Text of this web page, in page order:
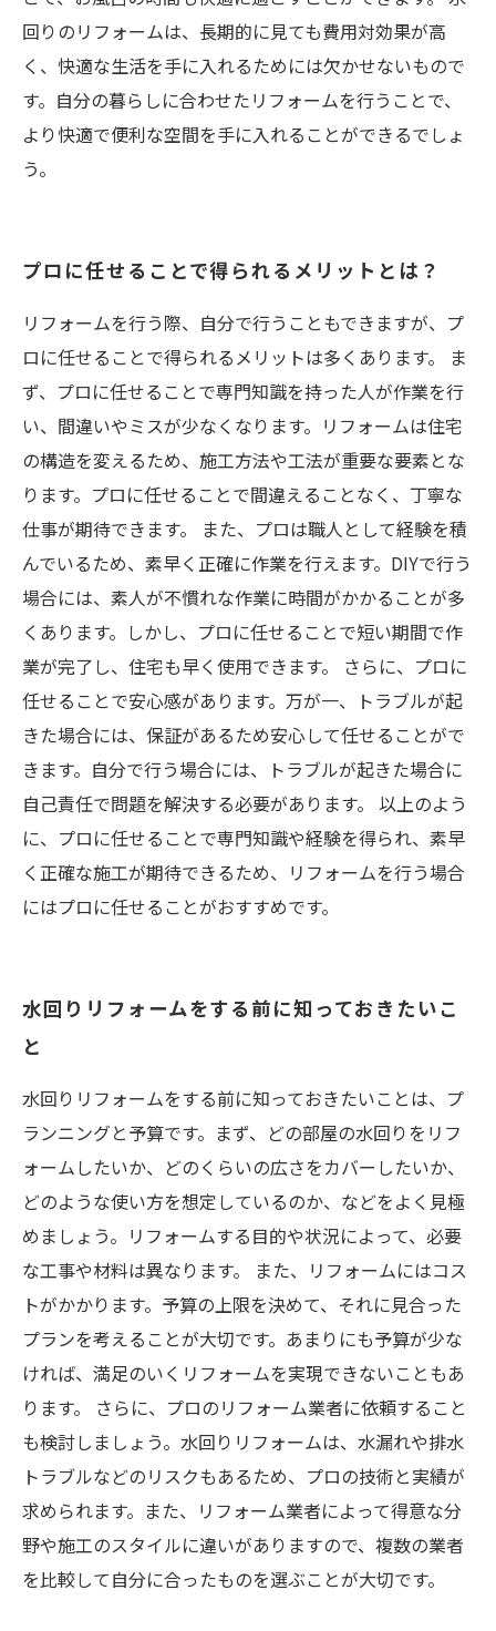
回りのリフォームは、長期的に見ても費用対効果が高
く、快適な生活を手に入れるためには欠かせないもので
す。自分の暮らしに合わせたリフォームを行うことで、
より快適で便利な空間を手に入れることができるでしょ
う。
プロに任せることで得られるメリットとは？
リフォームを行う際、自分で行うこともできますが、プ
ロに任せることで得られるメリットは多くあります。 ま
ず、プロに任せることで専門知識を持った人が作業を行
い、間違いやミスが少なくなります。リフォームは住宅
の構造を変えるため、施工方法や工法が重要な要素とな
ります。プロに任せることで間違えることなく、丁寧な
仕事が期待できます。 また、プロは職人として経験を積
んでいるため、素早く正確に作業を行えます。DIYで行う
場合には、素人が不慣れな作業に時間がかかることが多
くあります。しかし、プロに任せることで短い期間で作
業が完了し、住宅も早く使用できます。 さらに、プロに
任せることで安心感があります。万が一、トラブルが起
きた場合には、保証があるため安心して任せることがで
きます。自分で行う場合には、トラブルが起きた場合に
自己責任で問題を解決する必要があります。 以上のよう
に、プロに任せることで専門知識や経験を得られ、素早
く正確な施工が期待できるため、リフォームを行う場合
にはプロに任せることがおすすめです。
水回りリフォームをする前に知っておきたいこ
と
水回りリフォームをする前に知っておきたいことは、プ
ランニングと予算です。まず、どの部屋の水回りをリフ
ォームしたいか、どのくらいの広さをカバーしたいか、
どのような使い方を想定しているのか、などをよく見極
めましょう。リフォームする目的や状況によって、必要
な工事や材料は異なります。 また、リフォームにはコス
トがかかります。予算の上限を決めて、それに見合った
プランを考えることが大切です。あまりにも予算が少な
ければ、満足のいくリフォームを実現できないこともあ
ります。 さらに、プロのリフォーム業者に依頼すること
も検討しましょう。水回りリフォームは、水漏れや排水
トラブルなどのリスクもあるため、プロの技術と実績が
求められます。また、リフォーム業者によって得意な分
野や施工のスタイルに違いがありますので、複数の業者
を比較して自分に合ったものを選ぶことが大切です。